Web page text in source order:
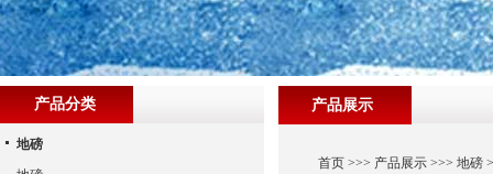
产品展示
首页>>> 产品展示>>> 地磅
产品分类
地磅